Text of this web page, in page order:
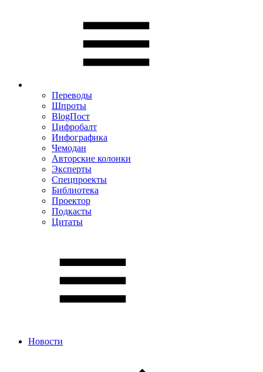
Переводы
Шпроты
BlogПост
Цифробалт
Инфографика
Чемодан
Авторские колонки
Эксперты
Спецпроекты
Библиотека
Проектор
Подкасты
Цитаты
Новости